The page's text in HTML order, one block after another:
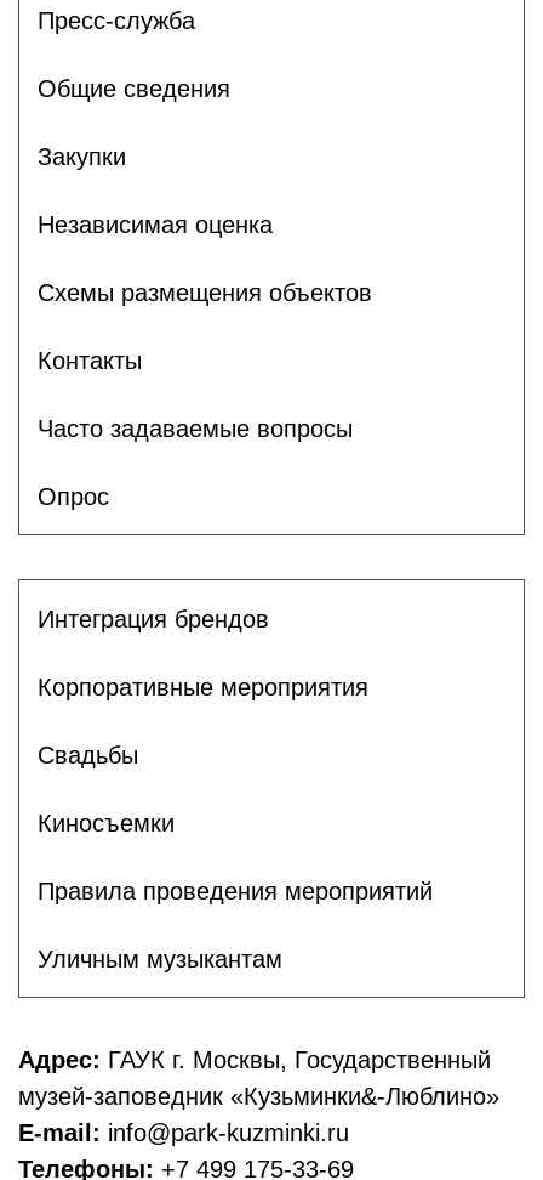
Пресс-служба
Общие сведения
Закупки
Независимая оценка
Схемы размещения объектов
Контакты
Часто задаваемые вопросы
Опрос
Интеграция брендов
Корпоративные мероприятия
Свадьбы
Киносъемки
Правила проведения мероприятий
Уличным музыкантам
Адрес: ГАУК г. Москвы, Государственный
музей-заповедник «Кузьминки&-Люблино»
E-mail: info@park-kuzminki.ru
Телефоны: +7 499 175-33-69